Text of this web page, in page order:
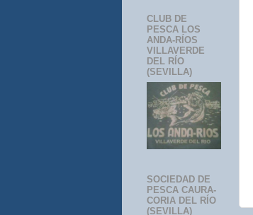
CLUB DE
PESCA LOS
ANDA-RÍOS
VILLAVERDE
DEL RÍO
(SEVILLA)
SOCIEDAD DE
PESCA CAURA-
CORIA DEL RÍO
(SEVILLA)